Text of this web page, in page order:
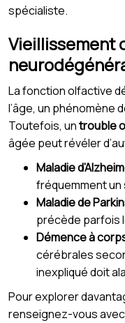
spécialiste.
Vieillissement
La fonction olfactive
l’âge, un phénomène
Toutefois, untrouble
âgée peut révéler
Maladie
fréquemment
Maladie de
précède parfois
Démence à
cérébrales
inexpliqué doit
Pour explorer
renseignez-vous avec